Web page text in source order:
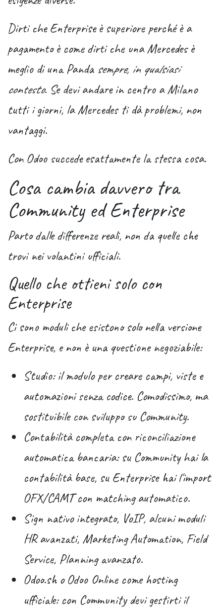
Dirti che Enterprise è superiore perché è a
pagamento è come dirti che una Mercedes è
meglio di una Panda sempre, in qualsiasi
contesto. Se devi andare in centro a Milano
tutti i giorni, la Mercedes ti dà problemi, non
vantaggi.
Con Odoo succede esattamente la stessa cosa.
Cosa cambia davvero tra
Community ed Enterprise
Parto dalle differenze reali, non da quelle che
trovi nei volantini ufficiali.
Quello che ottieni solo con
Enterprise
Ci sono moduli che esistonosolonella versione
Enterprise, e non è una questione negoziabile:
Studio: il modulo per creare campi, viste e
automazioni senza codice. Comodissimo, ma
sostituibile con sviluppo su Community.
Contabilità completa con riconciliazione
automatica bancaria: su Community hai la
contabilità base, su Enterprise hai l'import
OFX/CAMT con matching automatico.
Sign nativo integrato, VoIP, alcuni moduli
HR avanzati, Marketing Automation, Field
Service, Planning avanzato.
Odoo.sh o Odoo Online come hosting
ufficiale: con Community devi gestirti il